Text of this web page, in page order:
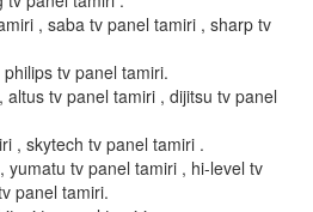
, saba tv panel tamiri , sharp tv
tv panel tamiri.
altus tv panel tamiri , dijitsu tv panel
, skytech tv panel tamiri .
yumatu tv panel tamiri , hi-level tv
panel tamiri.